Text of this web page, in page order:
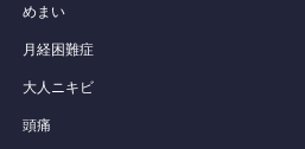
めまい
月経困難症
大人ニキビ
頭痛